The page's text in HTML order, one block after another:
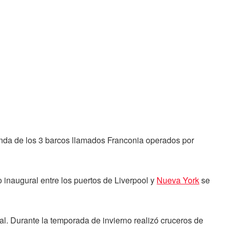
de los 3 barcos llamados Franconia operados por
entre los puertos de Liverpool y Nueva Yorkse
Durante la temporada de invierno realizó cruceros de